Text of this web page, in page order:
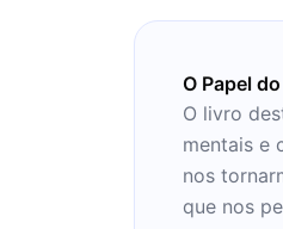
O Papel
O livro
mentais e
nos
que nos